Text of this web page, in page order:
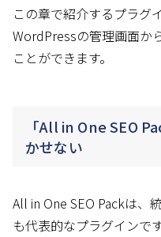
この章で紹介するプラグ
WordPressの管理画面か
ことができます。
「All in One SEO
かせない
All in One SEO Packは、
も代表的なプラグインです